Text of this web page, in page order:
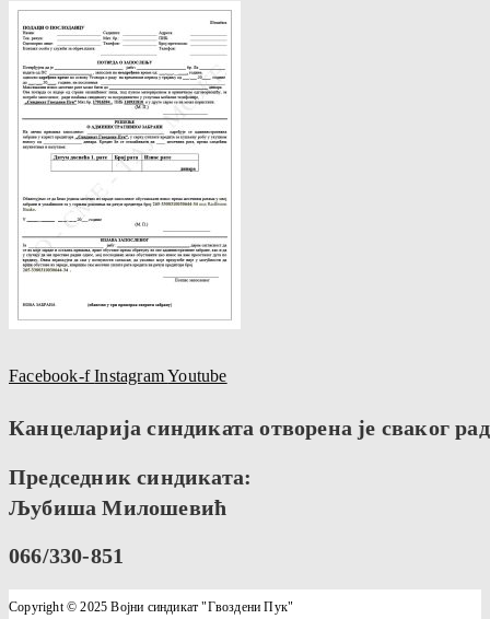
Facebook-f InstagramYoutube
Канцеларија синдиката отворена је сваког
Председник синдиката:
Љубиша Милошевић
066/330-851
Copyright © 2025 Војни синдикат "Гвоздени Пук"